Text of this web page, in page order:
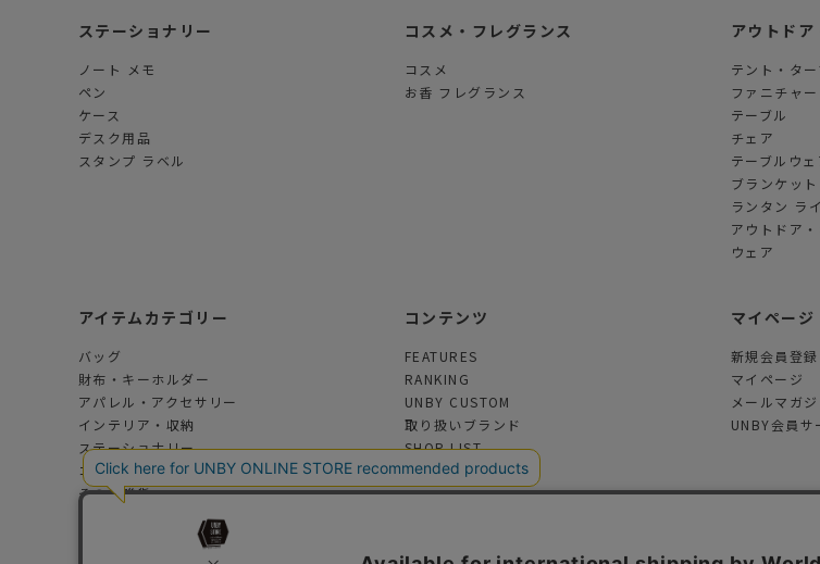
ステーショナリー
ノート メモ
ペン
ケース
デスク用品
スタンプ ラベル
コスメ・フレグランス
コスメ
お香 フレグランス
アウトド
テント・ター
ファニチャー
テーブル
チェア
テーブルウェ
ブランケット
ランタン ラ
アウトドア
ウェア
アイテムカテゴリー
バッグ
財布・キーホルダー
アパレル・アクセサリー
インテリア・収納
ステーショナリー
コスメ・フレグランス
その他雑貨
コンテンツ
FEATURES
RANKING
UNBY CUSTOM
取り扱いブランド
SHOP LIST
マイページ
新規会員登録
マイページ
メールマガ
UNBY会員サ